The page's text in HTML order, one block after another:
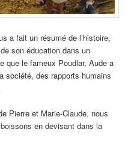
a fait un résumé de l’histoire,
son éducation dans un
que le fameux Poudlar, Aude a
société, des rapports humains
Pierre et Marie-Claude, nous
en devisant dans la